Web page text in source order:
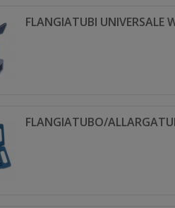
FLANGIATUBI UNIVERSALE
FLANGIATUBO/